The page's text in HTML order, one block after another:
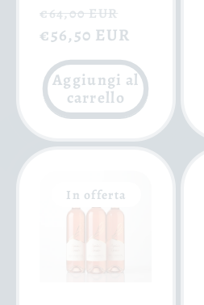
Prezzo
di
listino
€64,00 EUR
scontato
€56,50 EUR
Aggiungi al
carrello
In offerta